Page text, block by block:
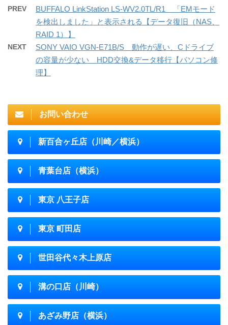
PREV
BUFFALO LinkStation LS-WV2.0TL/R1 「EMモード
を検出しました」と表示される【データ復旧（NAS、
RAID 1）】
NEXT
SONY VAIO VGN-E71B/S 動作が遅い、Cドライブ
の容量が少ない HDD交換&データ移行【パソコン修
理】
お問い合わせ
新百合ヶ丘店（川崎／横浜）
青葉台店（横浜）
東京 八王子店
東京 町田店
世田谷代々木上原店
溝の口店（川崎）
あざみ野店（横浜）